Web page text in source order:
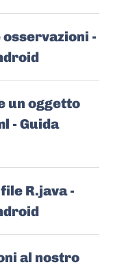
-
un oggetto
- Guida
R.java -
al nostro